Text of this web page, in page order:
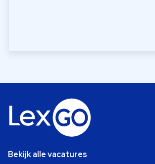
Bekijk alle vacatures